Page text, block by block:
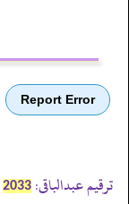
Report Error
ترقیم عبدالباقی: 2033